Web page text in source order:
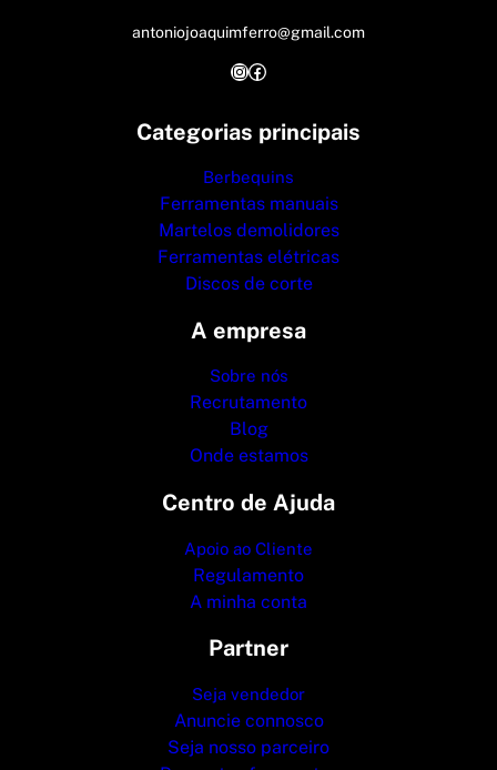
antoniojoaquimferro@gmail.com
InstagramFacebook
Categorias principais
Berbequins
Ferramentas manuais
Martelos demolidores
Ferramentas elétricas
Discos de corte
A empresa
Sobre nós
Recrutamento
Blog
Onde estamos
Centro de Ajuda
Apoio ao Cliente
Regulamento
A minha conta
Partner
Seja vendedor
Anuncie connosco
Seja nosso parceiro